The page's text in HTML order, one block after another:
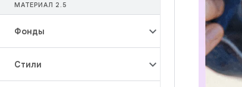
МАТЕРИАЛ 2 . 5
Фонды
Стили